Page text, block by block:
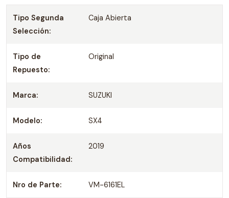
Tipo Segunda
Selección:
Caja Abierta
Tipo de
Repuesto:
Original
Marca: SUZUKI
Modelo: SX4
Años
Compatibilidad:
2019
Nro de Parte: VM-6161EL